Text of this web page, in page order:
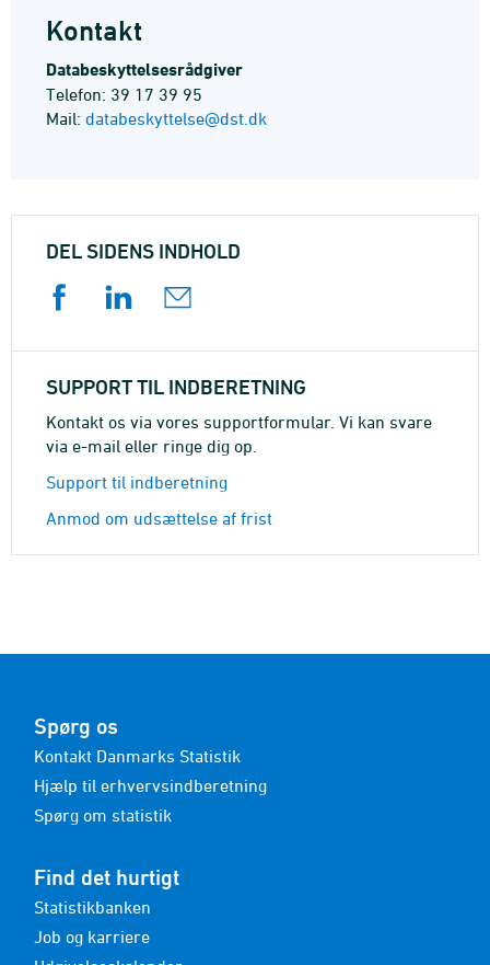
Kontakt
Databeskyttelsesrådgiver
Telefon: 39 17 39 95
Mail: databeskyttelse@dst.dk
DEL SIDENS INDHOLD
SUPPORT TIL INDBERETNING
Kontakt os via vores supportformular. Vi kan svare
via e-mail eller ringe dig op.
Support til indberetning
Anmod om udsættelse af frist
Spørg os
Kontakt Danmarks Statistik
Hjælp til erhvervsindberetning
Spørg om statistik
Find det hurtigt
Statistikbanken
Job og karriere